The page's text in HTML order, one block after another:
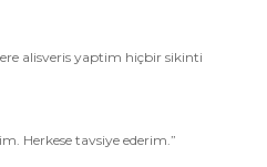
alisveris yaptim hiçbir sikinti
Herkese tavsiye ederim.”